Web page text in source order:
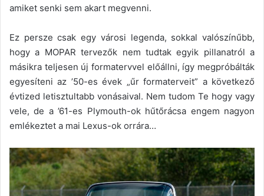
amiket senki sem akart megvenni.
Ez persze csak egy városi legenda, sokkal valószínűbb,
hogy a MOPAR tervezők nem tudtak egyik pillanatról a
másikra teljesen új formatervvel előállni, így megpróbálták
egyesíteni az ’50-es évek „űr formaterveit” a következő
évtized letisztultabb vonásaival. Nem tudom Te hogy vagy
vele, de a ’61-es Plymouth-ok hűtőrácsa engem nagyon
emlékeztet a mai Lexus-ok orrára…